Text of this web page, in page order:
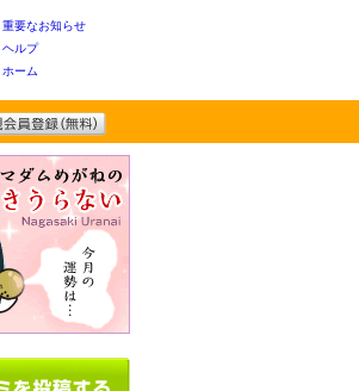
重要なお知らせ
ヘルプ
ホーム